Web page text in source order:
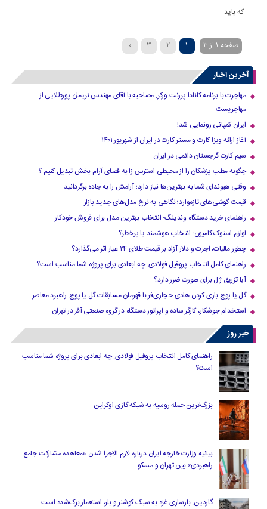
که باید
صفحه 1 از 3 1
2
3
›
آخرین اخبار
مهاجرت با برنامه کانادا پرزنت ورکر: مصاحبه با آقای مهندس نریمان پورطلایی از
مهاجریست
ایران کمپانی رونمایی شد!
آغاز ارائه ویزا کارت و مستر کارت در ایران از شهریور ۱۴۰۱
سیم کارت گرجستان دائمی در ایران
چگونه مطب پزشکان را از محیطی استرس زا به فضای آرام بخش تبدیل کنیم ؟
وقتی هیوندای شما به بهترین‌ها نیاز دارد؛ آرامش را به جاده برگردانید
قیمت گوشی‌های تازه‌وارد؛ نگاهی به نرخ مدل‌های جدید بازار
راهنمای خرید دستگاه وندینگ: انتخاب بهترین مدل برای فروش خودکار
لوازم استوک کامیون؛ انتخاب هوشمند یا پرخطر؟
چطور مالیات، اجرت و دلار آزاد بر قیمت طلای ۲۴ عیار اثر می‌گذارد؟
راهنمای کامل انتخاب پروفیل فولادی: چه ابعادی برای پروژه شما مناسب است؟
آیا تزریق ژل برای صورت ضرر دارد​؟
گل یا پوچ بازی کردن هادی حجازی‌فر با قهرمان مسابقات گل یا پوچ-راهبرد معاصر
استخدام جوشکار، کارگر ساده و اپراتور دستگاه در گروه صنعتی آفر در تهران
خبر روز
راهنمای کامل انتخاب پروفیل فولادی: چه ابعادی برای پروژه شما مناسب
است؟
بزرگ‌ترین حمله روسیه به شبکه گازی اوکراین
بیانیه وزارت خارجه ایران درباره لازم‌ الاجرا شدن «معاهده مشارکت جامع
راهبردی» بین تهران و مسکو
گاردین: بازسازی غزه به سبک کوشنر و بلر، استعمار بزک‌شده است